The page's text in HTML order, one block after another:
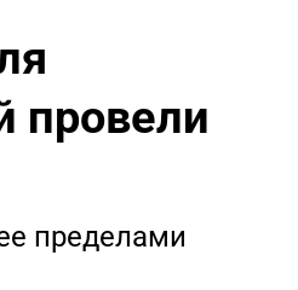
провели
пределами